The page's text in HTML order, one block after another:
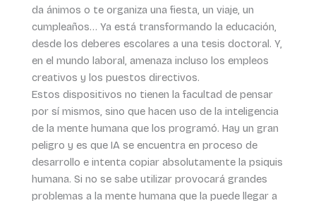
da ánimos o te organiza una fiesta, un viaje, un
cumpleaños… Ya está transformando la educación,
desde los deberes escolares a una tesis doctoral. Y,
en el mundo laboral, amenaza incluso los empleos
creativos y los puestos directivos.
Estos dispositivos no tienen la facultad de pensar
por sí mismos, sino que hacen uso de la inteligencia
de la mente humana que los programó. Hay un gran
peligro y es que IA se encuentra en proceso de
desarrollo e intenta copiar absolutamente la psiquis
humana. Si no se sabe utilizar provocará grandes
problemas a la mente humana que la puede llegar a